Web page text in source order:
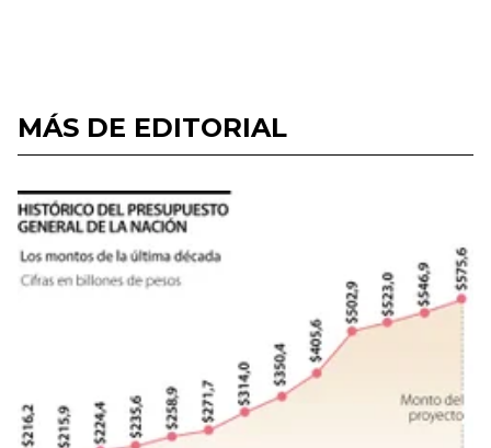
MÁS DE EDITORIAL